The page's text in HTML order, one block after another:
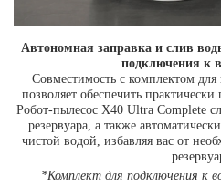
Автономная заправка и слив
подключения к
Совместимость с комплектом
позволяет обеспечить
Робот-пылесос X40 Ultra Complete
резервуара, а также
чистой водой, избавляя вас от
*Комплект для подключения к